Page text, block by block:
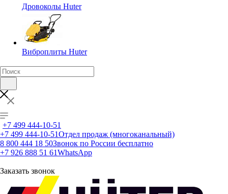
Дровоколы Huter
Виброплиты Huter
+7 499 444-10-51
+7 499 444-10-51Отдел продаж (многоканальный)
8 800 444 18 50Звонок по России бесплатно
+7 926 888 51 61WhatsApp
Заказать звонок